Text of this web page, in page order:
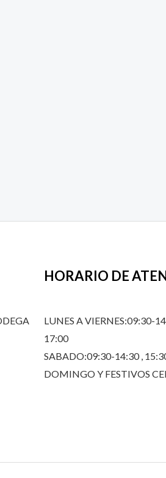
HORARIO DE
LUNES A VIERNES:09:30-
17:00
SABADO:09:30-14:30 ,
DOMINGO Y FESTIVOS